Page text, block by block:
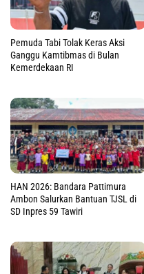
Pemuda Tabi Tolak Keras Aksi
Ganggu Kamtibmas di Bulan
Kemerdekaan RI
HAN 2026: Bandara Pattimura
Ambon Salurkan Bantuan TJSL di
SD Inpres 59 Tawiri